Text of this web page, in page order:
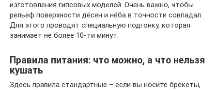
изготовления гипсовых моделей. Очень важно, чтобы
рельеф поверхности дёсен и нёба в точности совпадал.
Для этого проводят специальную подгонку, которая
занимает не более 10-ти минут.
Правила питания: что можно, а что нельзя
кушать
Здесь правила стандартные – если вы носите брекеты,